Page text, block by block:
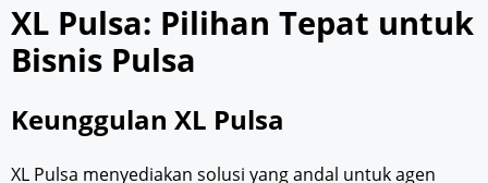
XL Pulsa: Pilihan Tepat untuk
Bisnis Pulsa
Keunggulan XL Pulsa
XL Pulsa menyediakan solusi yang andal untuk agen